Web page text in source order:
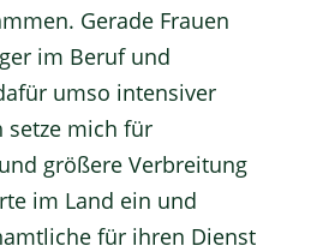
Gerade Frauen
im Beruf und
umso intensiver
setze mich für
größere Verbreitung
im Land ein und
für ihren Dienst